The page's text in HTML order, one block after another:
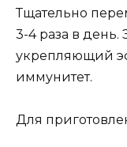
Тщательно
3-4 раза в день.
укрепляющий
иммунитет.
Для